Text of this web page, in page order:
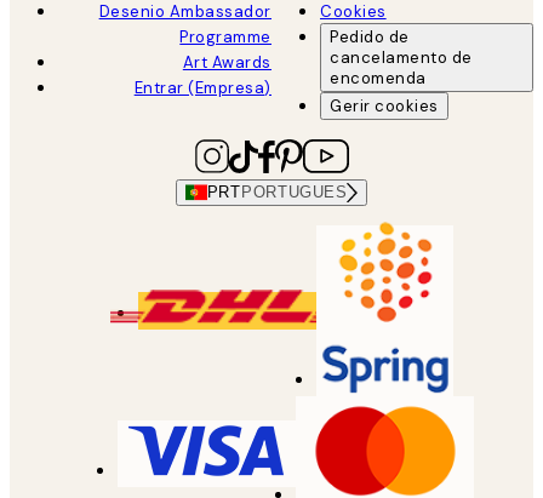
Desenio Ambassador
Programme
Art Awards
Entrar (Empresa)
Cookies
Pedido de
cancelamento de
encomenda
Gerir cookies
PRT PORTUGUES